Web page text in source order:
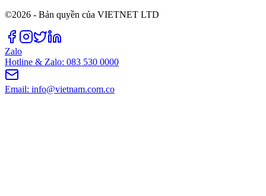
©2026 - Bản quyền của VIETNET LTD
Zalo
Hotline & Zalo: 083 530 0000
Email: info@vietnam.com.co